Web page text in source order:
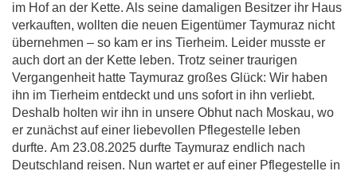
im Hof an der Kette. Als seine damaligen Besitzer ihr Haus
verkauften, wollten die neuen Eigentümer Taymuraz nicht
übernehmen – so kam er ins Tierheim. Leider musste er
auch dort an der Kette leben. Trotz seiner traurigen
Vergangenheit hatte Taymuraz großes Glück: Wir haben
ihn im Tierheim entdeckt und uns sofort in ihn verliebt.
Deshalb holten wir ihn in unsere Obhut nach Moskau, wo
er zunächst auf einer liebevollen Pflegestelle leben
durfte. Am 23.08.2025 durfte Taymuraz endlich nach
Deutschland reisen. Nun wartet er auf einer Pflegestelle in